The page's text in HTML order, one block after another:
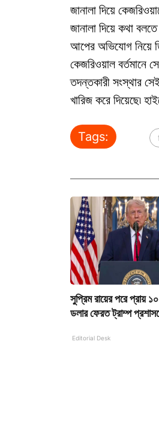
জানালা দিয়ে
জানালা দিয়ে কথা
আপের অভিযোগ নিয়ে
কেজরিওয়াল বর্তমানে
তদন্তকারী সংস্থার
খারিজ করে দিয়েছে৷
Tags:
সুপ্রিম রায়ের পরে প্রায়
ডলার ফেরত ট্রাম্প
Editorial Desk